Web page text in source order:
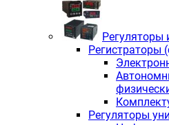
Регуляторы
Регистраторы
Регуляторы